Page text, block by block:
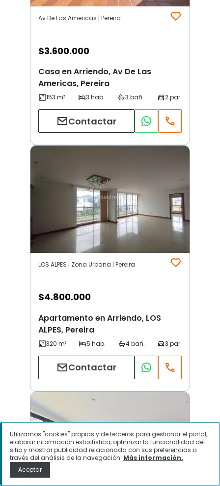
Av De Las Americas | Pereira
$3.600.000
Casa en Arriendo, Av De Las
Americas, Pereira
Contactar
LOS ALPES | Zona Urbana | Pereira
$4.800.000
Apartamento en Arriendo, LOS
ALPES, Pereira
Contactar
Utilizamos "cookies" propias y de terceros para gestionar el portal,
elaborar información estadística, optimizar la funcionalidad del
sitio y mostrar publicidad relacionada con sus preferencias a
través del análisis de la navegación. Más información.
Aceptar